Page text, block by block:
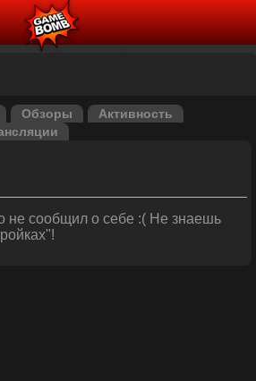
Обзоры
Активность
не сообщил о себе :( Не знаешь